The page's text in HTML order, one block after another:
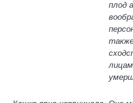
плод